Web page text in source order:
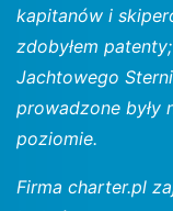
kapitanów i
zdobyłem
Jachtowego
prowadzone były
poziomie.
Firma charter.pl